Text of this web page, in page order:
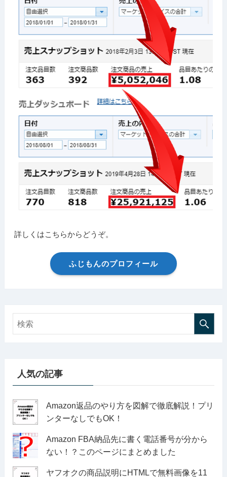
詳しくはこちらからどうぞ。
ふじもんのプロフィール
人気の記事
Amazon返品のやり方を図解で徹底解説！プリ
ンターなしでもOK！
Amazon FBA納品先に書く電話番号が分から
ない！？このページにまとめました
ヤフオクの商品説明にHTMLで無料画像を11